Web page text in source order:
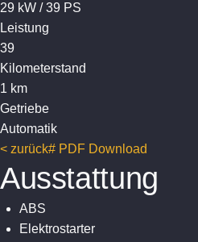
29 kW / 39 PS
Leistung
39
Kilometerstand
1 km
Getriebe
Automatik
< zurück# PDF Download
Ausstattung
ABS
Elektrostarter